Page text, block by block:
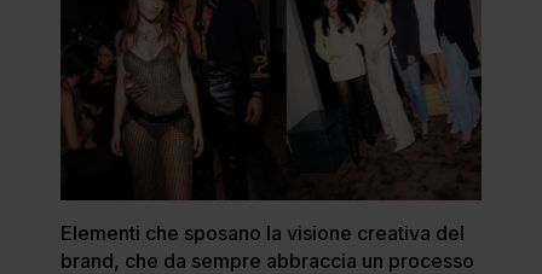
Elementi che sposano la visione creativa del
brand, che da sempre abbraccia un processo